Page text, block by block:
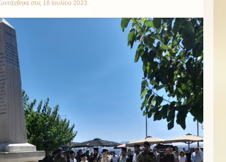
στις 18 Ιουλίου 2023.